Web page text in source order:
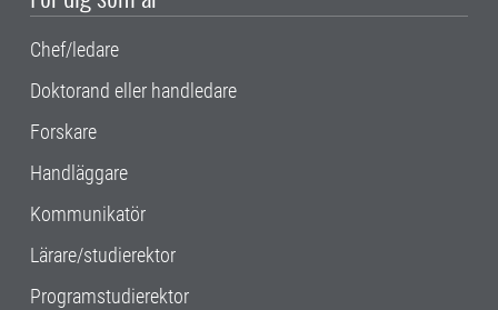
Chef/ledare
Doktorand eller handledare
Forskare
Handläggare
Kommunikatör
Lärare/studierektor
Programstudierektor